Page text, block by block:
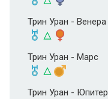
Трин Уран - Венера
Трин Уран - Марс
Трин Уран - Юпитер